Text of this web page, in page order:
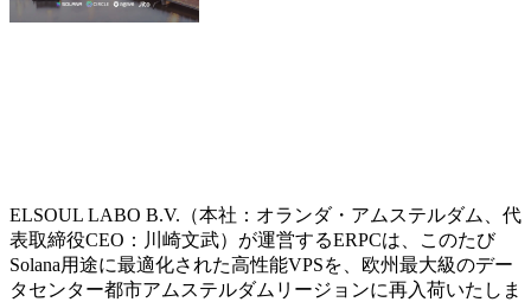
ELSOUL LABO B.V.（本社：オランダ・アムステルダム、代
表取締役CEO：川崎文武）が運営するERPCは、このたび
Solana用途に最適化された高性能VPSを、欧州最大級のデー
タセンター都市アムステルダムリージョンに再入荷いたしま